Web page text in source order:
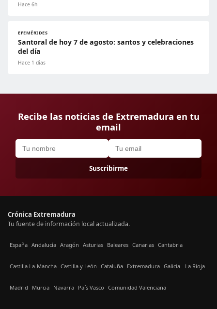
Hace 6h
EFEMÉRIDES
Santoral de hoy 7 de agosto: santos y celebraciones
del día
Hace 1 días
Recibe las noticias de Extremadura en tu
email
Suscribirme
Crónica Extremadura
Tu fuente de información local actualizada.
España Andalucía Aragón Asturias Baleares Canarias Cantabria
Castilla La-Mancha Castilla y León Cataluña Extremadura Galicia La Rioja
Madrid Murcia Navarra País Vasco Comunidad Valenciana